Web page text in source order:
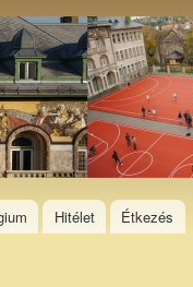
Hitélet Étkezés